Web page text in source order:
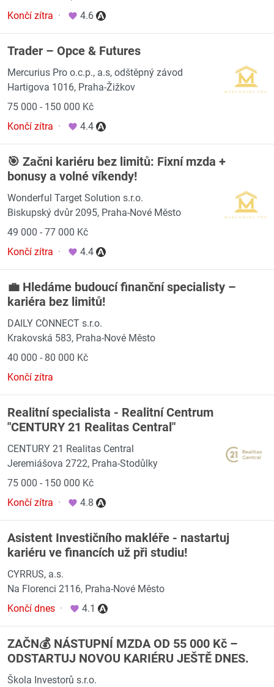
Končí zítra · 4.6
Trader – Opce & Futures
Mercurius Pro o.c.p., a.s, odštěpný závod
Hartigova 1016, Praha-Žižkov
75 000 - 150 000 Kč
Končí zítra · 4.4
🎯 Začni kariéru bez limitů: Fixní mzda +
bonusy a volné víkendy!
Wonderful Target Solution s.r.o.
Biskupský dvůr 2095, Praha-Nové Město
49 000 - 77 000 Kč
Končí zítra · 4.4
💼 Hledáme budoucí finanční specialisty –
kariéra bez limitů!
DAILY CONNECT s.r.o.
Krakovská 583, Praha-Nové Město
40 000 - 80 000 Kč
Končí zítra
Realitní specialista - Realitní Centrum
"CENTURY 21 Realitas Central"
CENTURY 21 Realitas Central
Jeremiášova 2722, Praha-Stodůlky
75 000 - 150 000 Kč
Končí zítra · 4.8
Asistent Investičního makléře - nastartuj
kariéru ve financích už při studiu!
CYRRUS, a.s.
Na Florenci 2116, Praha-Nové Město
Končí dnes · 4.1
ZAČN💰 NÁSTUPNÍ MZDA OD 55 000 Kč –
ODSTARTUJ NOVOU KARIÉRU JEŠTĚ DNES.
Škola Investorů s.r.o.